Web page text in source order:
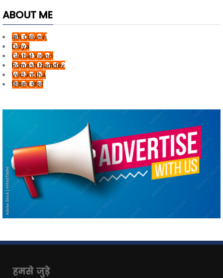
ABOUT ME
4th Column
Divya
Global Vision
Romesh Namdev
Vedant Jha
दिवाकर यादव
हमसे जुड़े